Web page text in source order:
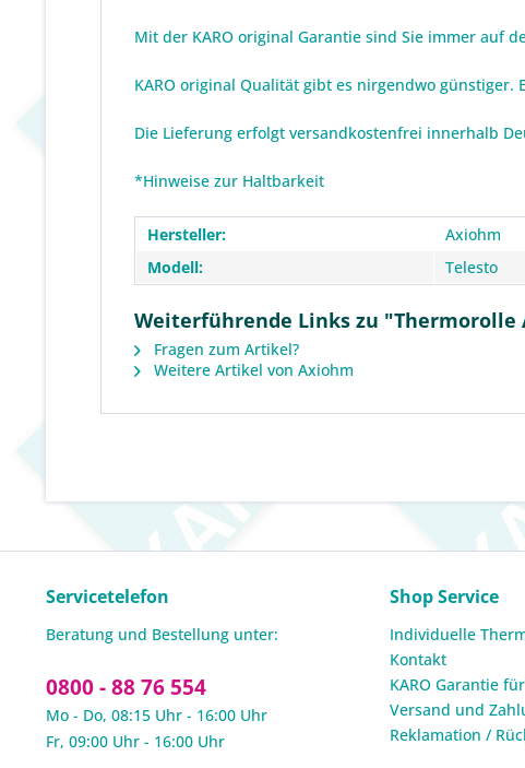
Mit der KARO original Garantie sind Sie immer auf
KARO original Qualität gibt es nirgendwo
Die Lieferung erfolgt versandkostenfrei innerhalb
*Hinweise zur Haltbarkeit
Hersteller:
Axiohm
Modell:
Telesto
Weiterführende Links zu "Thermorolle
Fragen zum Artikel?
Weitere Artikel von Axiohm
Servicetelefon
Beratung und Bestellung unter:
0800 - 88 76 554
Mo - Do, 08:15 Uhr - 16:00 Uhr
Fr, 09:00 Uhr - 16:00 Uhr
Shop Service
Individuelle
Kontakt
KARO Garantie
Versand und
Reklamation /